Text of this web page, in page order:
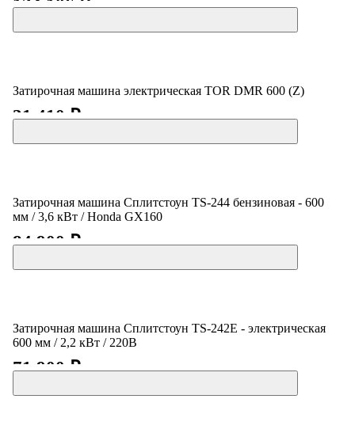
Затирочная машина электрическая TOR DMR 600 (Z)
31 410 ₽
Затирочная машина Сплитстоун TS-244 бензиновая - 600
мм / 3,6 кВт / Honda GX160
84 900 ₽
Затирочная машина Сплитстоун TS-242E - электрическая
600 мм / 2,2 кВт / 220В
71 900 ₽